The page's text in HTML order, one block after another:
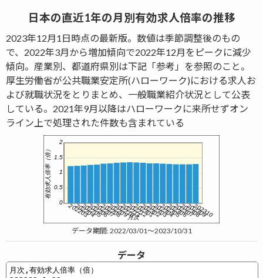
日本の直近1年の月別有効求人倍率の推移
2023年12月1日時点の最新版。数値は季節調整後のもの
で、2022年3月から増加傾向で2022年12月をピークに減少
傾向。産業別、都道府県別は下記「参考」を参照のこと。
厚生労働省が公共職業安定所(ハローワーク)における求人お
よび就職状況をとりまとめ、一般職業紹介状況として公表
している。2021年9月以降はハローワークに来所せずオン
ライン上で処理された件数も含まれている
データ期間: 2022/03/01～2023/10/31
データ